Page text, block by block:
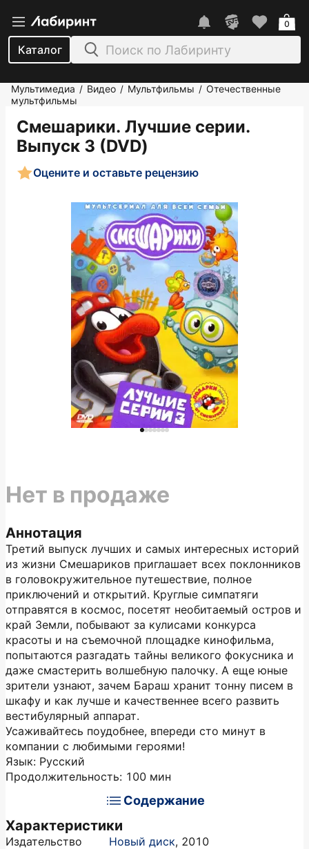
Каталог
0
Мультимедиа / Видео / Мультфильмы / Отечественные
мультфильмы
Смешарики. Лучшие серии.
Выпуск 3 (DVD)
Оцените и оставьте рецензию
Аннотация
Третий выпуск лучших и самых интересных историй
из жизни Смешариков приглашает всех поклонников
в головокружительное путешествие, полное
приключений и открытий. Круглые симпатяги
отправятся в космос, посетят необитаемый остров и
край Земли, побывают за кулисами конкурса
красоты и на съемочной площадке кинофильма,
попытаются разгадать тайны великого фокусника и
даже смастерить волшебную палочку. А еще юные
зрители узнают, зачем Бараш хранит тонну писем в
шкафу и как лучше и качественнее всего развить
вестибулярный аппарат.
Усаживайтесь поудобнее, впереди сто минут в
компании с любимыми героями!
Язык: Русский
Продолжительность: 100 мин
Содержание
Характеристики
Издательство Новый диск, 2010
Нет в продаже